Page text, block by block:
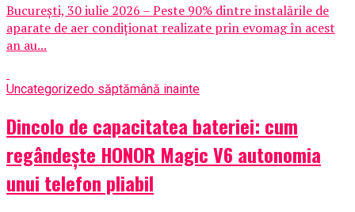
București, 30 iulie 2026 – Peste 90% dintre instalările de
aparate de aer condiționat realizate prin evomag în acest
an au...
Uncategorizedo săptămână inainte
Dincolo de capacitatea bateriei: cum
regândește HONOR Magic V6 autonomia
unui telefon pliabil